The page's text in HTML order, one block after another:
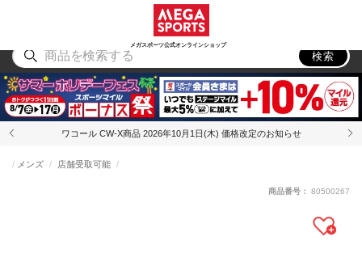
メガスポーツ公式オンラインショップ
アウトドア
検索
ワコール CW-X商品 2026年10月1日(木) 価格改定のお知らせ
メンズ 店舗受取可能
商品番号： 80500267